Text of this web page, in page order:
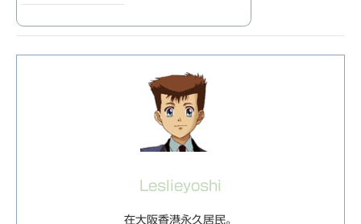
Leslieyoshi
在大阪香港永久居民。